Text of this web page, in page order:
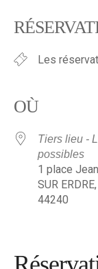
Les
OÙ
Tiers lieu -
possibles
1 place
SUR
44240